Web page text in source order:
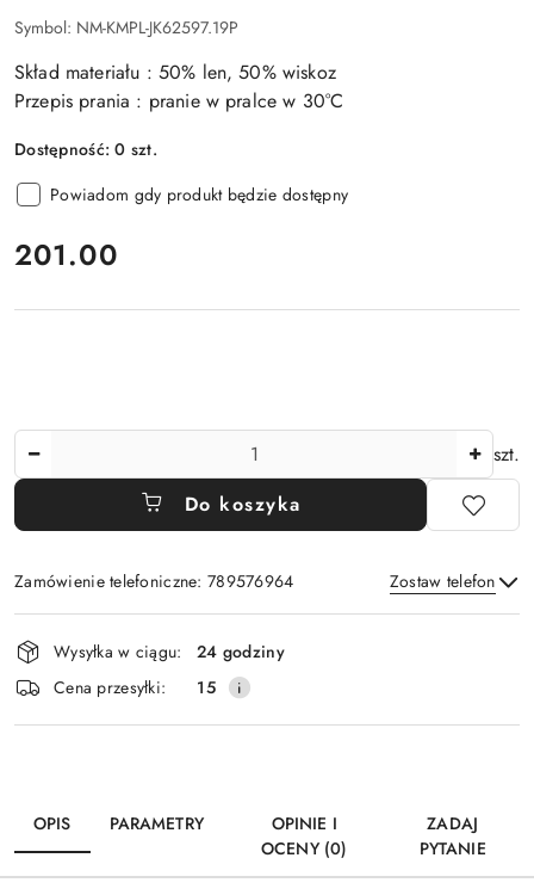
Symbol: NM-KMPL-JK62597.19P
Skład materiału : 50% len, 50% wiskoz
Przepis prania : pranie w pralce w 30°C
Dostępność:0 szt.
Powiadom gdy produkt będzie dostępny
cena:
201.00
szt.
Do koszyka
Zamówienie telefoniczne: 789576964 Zostaw telefon
Wyślij
Dostępność
i
dostawa
Wysyłka w ciągu:
24 godziny
Cena przesyłki:
15
OPIS PARAMETRY
OPINIE I
OCENY (0)
ZADAJ
PYTANIE